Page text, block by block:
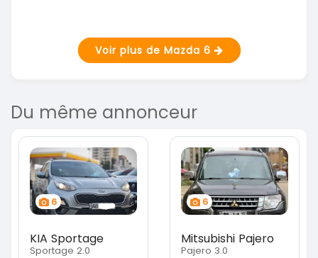
Voir plus de Mazda 6
Du même annonceur
6
KIA Sportage
Sportage 2.0
6
Mitsubishi Pajero
Pajero 3.0